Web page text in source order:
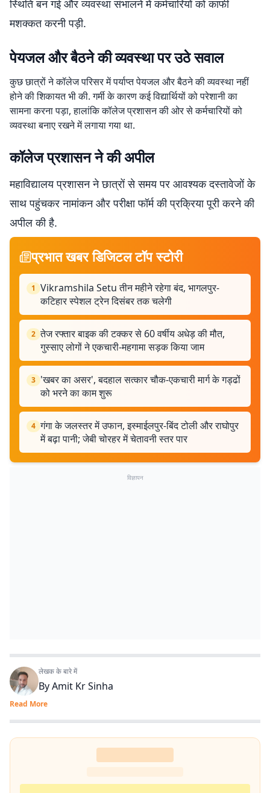
स्थिति बन गई और व्यवस्था संभालने में कर्मचारियों को काफी
मशक्कत करनी पड़ी.
पेयजल और बैठने की व्यवस्था पर उठे सवाल
कुछ छात्रों ने कॉलेज परिसर में पर्याप्त पेयजल और बैठने की व्यवस्था नहीं
होने की शिकायत भी की. गर्मी के कारण कई विद्यार्थियों को परेशानी का
सामना करना पड़ा, हालांकि कॉलेज प्रशासन की ओर से कर्मचारियों को
व्यवस्था बनाए रखने में लगाया गया था.
कॉलेज प्रशासन ने की अपील
महाविद्यालय प्रशासन ने छात्रों से समय पर आवश्यक दस्तावेजों के
साथ पहुंचकर नामांकन और परीक्षा फॉर्म की प्रक्रिया पूरी करने की
अपील की है.
प्रभात खबर डिजिटल टॉप स्टोरी
1 Vikramshila Setu तीन महीने रहेगा बंद, भागलपुर-
कटिहार स्पेशल ट्रेन दिसंबर तक चलेगी
2 तेज रफ्तार बाइक की टक्कर से 60 वर्षीय अधेड़ की मौत,
गुस्साए लोगों ने एकचारी-महगामा सड़क किया जाम
3 'खबर का असर', बदहाल सत्कार चौक-एकचारी मार्ग के गड्ढों
को भरने का काम शुरू
4 गंगा के जलस्तर में उफान, इस्माईलपुर-बिंद टोली और राघोपुर
में बढ़ा पानी; जेबी चोरहर में चेतावनी स्तर पार
विज्ञापन
लेखक के बारे में
ByAmit Kr Sinha
Read More